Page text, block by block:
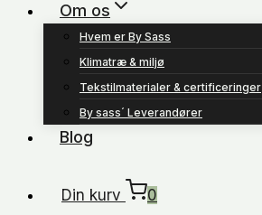
Om os
Hvem er By Sass
Klimatræ & miljø
Tekstilmaterialer & certificeringer
By sass´ Leverandører
Blog
Din kurv 0